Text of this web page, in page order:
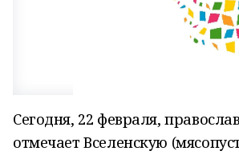
Сегодня, 22 февраля,
отмечает Вселенскую